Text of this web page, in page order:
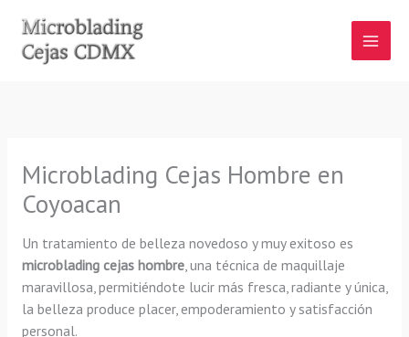
contenido
Microblading Cejas Hombre en
Coyoacan
Un tratamiento de belleza novedoso y muy exitoso es
microblading cejas hombre, una técnica de maquillaje
maravillosa, permitiéndote lucir más fresca, radiante y única,
la belleza produce placer, empoderamiento y satisfacción
personal.